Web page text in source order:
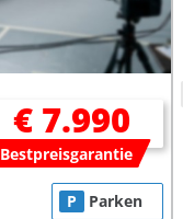
€ 7.990
Bestpreisgarantie
P Parken